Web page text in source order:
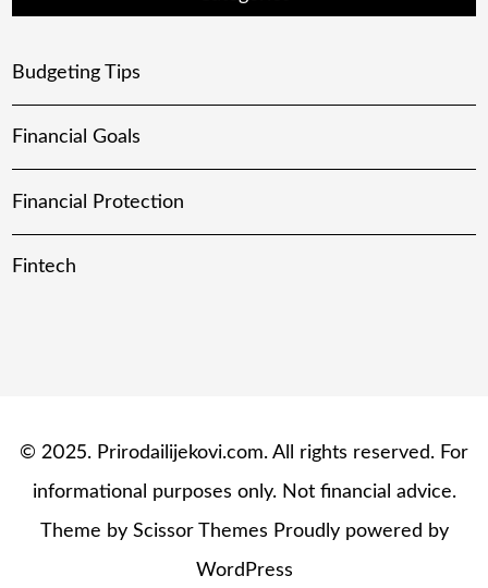
Budgeting Tips
Financial Goals
Financial Protection
Fintech
© 2025. Prirodailijekovi.com. All rights reserved. For
informational purposes only. Not financial advice.
Theme by Scissor Themes Proudly powered by
WordPress